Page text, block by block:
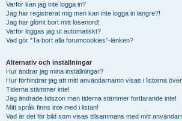
Varför kan jag inte logga in?
Jag har registrerat mig men kan inte logga in längre?!
Jag har glömt bort mitt lösenord!
Varför loggas jag ut automatiskt?
Vad gör “Ta bort alla forumcookies”-länken?
Alternativ och inställningar
Hur ändrar jag mina inställningar?
Hur förhindrar jag att mitt användarnamn visas i listorna
Tiderna stämmer inte!
Jag ändrade tidszon men tiderna stämmer fortfarande inte!
Mitt språk finns inte med i listan!
Vad är det för bild som visas tillsammans med mitt